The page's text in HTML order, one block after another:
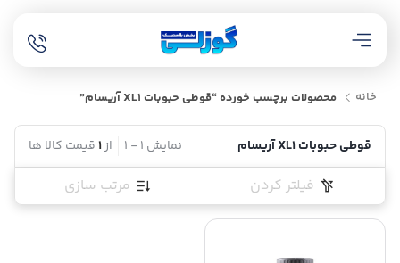
خانه محصولات برچسب خورده “قوطی حبوبات XL1 آریسام”
قوطی حبوبات XL1 آریسام نمایش 1
-
1 از1قیمت کالا ها
فیلتر کردن مرتب سازی